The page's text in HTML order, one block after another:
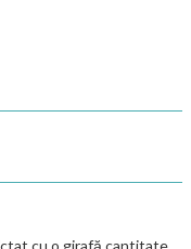
cu o girafă cantitate